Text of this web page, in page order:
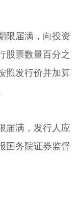
限届满，向投资
股票数量百分之
照发行价并加算
届满，发行人应
国务院证券监督